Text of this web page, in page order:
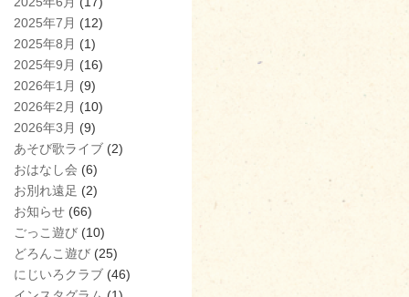
2025年7月 (12)
2025年8月 (1)
2025年9月 (16)
2026年1月 (9)
2026年2月 (10)
2026年3月 (9)
あそび歌ライブ (2)
おはなし会 (6)
お別れ遠足 (2)
お知らせ (66)
ごっこ遊び (10)
どろんこ遊び (25)
にじいろクラブ (46)